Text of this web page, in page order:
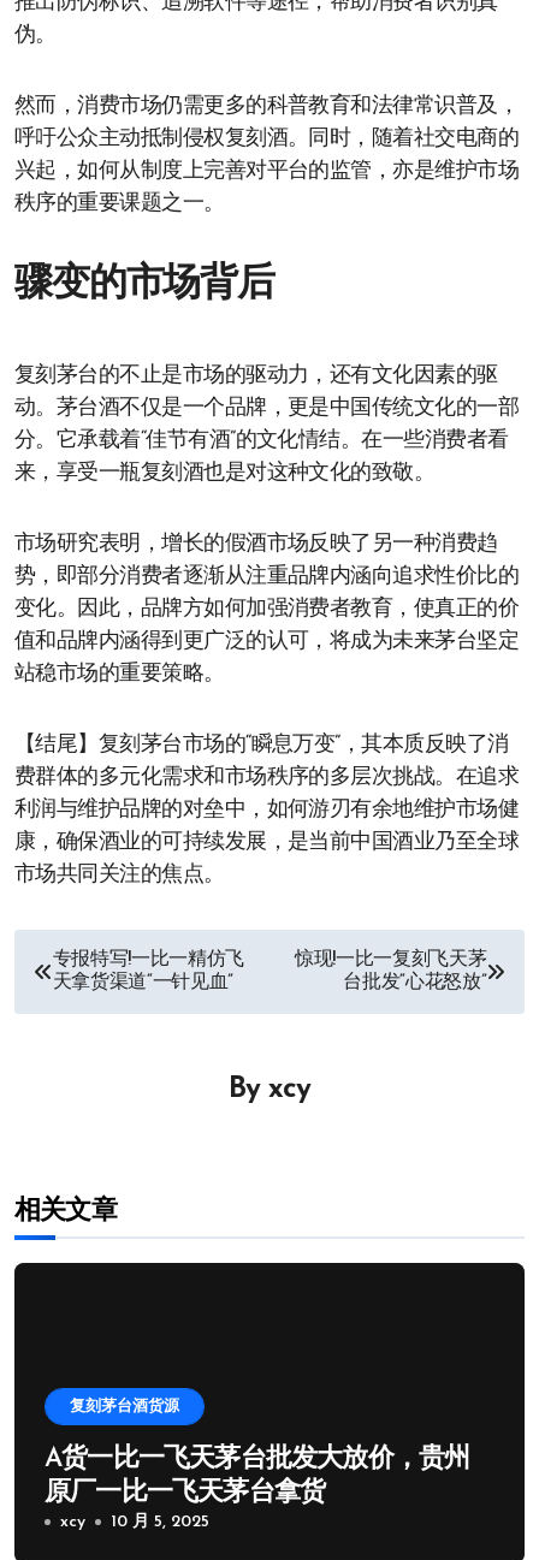
伪。
然而，消费市场仍需更多的科普教育和法律常识普及，
呼吁公众主动抵制侵权复刻酒。同时，随着社交电商的
兴起，如何从制度上完善对平台的监管，亦是维护市场
秩序的重要课题之一。
骤变的市场背后
复刻茅台的不止是市场的驱动力，还有文化因素的驱
动。茅台酒不仅是一个品牌，更是中国传统文化的一部
分。它承载着“佳节有酒”的文化情结。在一些消费者看
来，享受一瓶复刻酒也是对这种文化的致敬。
市场研究表明，增长的假酒市场反映了另一种消费趋
势，即部分消费者逐渐从注重品牌内涵向追求性价比的
变化。因此，品牌方如何加强消费者教育，使真正的价
值和品牌内涵得到更广泛的认可，将成为未来茅台坚定
站稳市场的重要策略。
【结尾】复刻茅台市场的“瞬息万变”，其本质反映了消
费群体的多元化需求和市场秩序的多层次挑战。在追求
利润与维护品牌的对垒中，如何游刃有余地维护市场健
康，确保酒业的可持续发展，是当前中国酒业乃至全球
市场共同关注的焦点。
文
章
专报特写!一比一精仿飞
天拿货渠道“一针见血”
惊现!一比一复刻飞天茅
台批发“心花怒放”
By xcy
相关文章
复刻茅台酒货源
A货一比一飞天茅台批发大放价，贵州
原厂一比一飞天茅台拿货
xcy 10 月 5, 2025